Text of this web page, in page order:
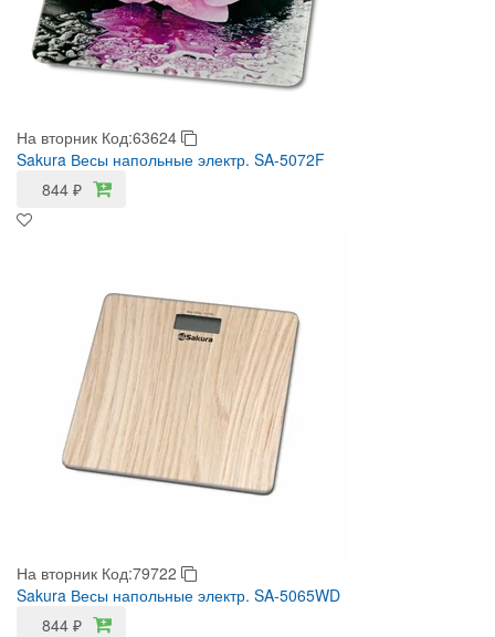
На вторник Код:63624
Sakura Весы напольные электр. SA-5072F
844 ₽
На вторник Код:79722
Sakura Весы напольные электр. SA-5065WD
844 ₽